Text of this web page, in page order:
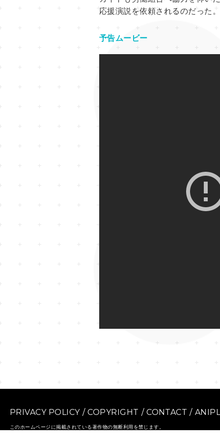
応援演説を依頼されるのだった
予告ムービー
PRIVACY POLICY / COPYRIGHT / CONTACT /
このホームページに掲載されている著作物の無断利用を禁じます。